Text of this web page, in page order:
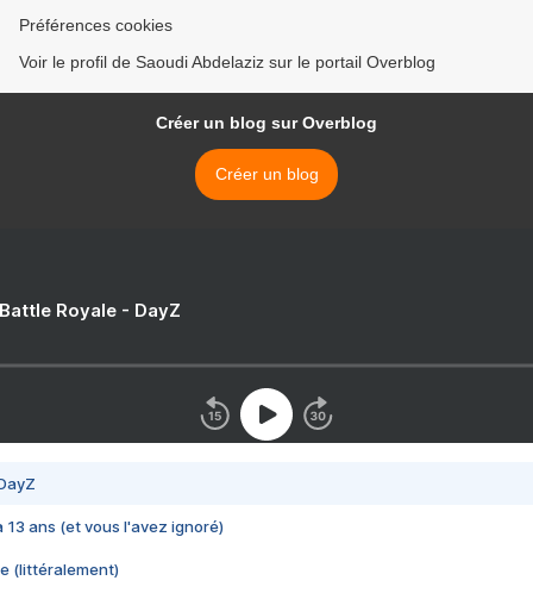
Préférences cookies
Voir le profil de Saoudi Abdelaziz sur le portail Overblog
Créer un blog sur Overblog
Créer un blog
Royale - DayZ
13 ans (et vous l'avez ignoré)
(littéralement)